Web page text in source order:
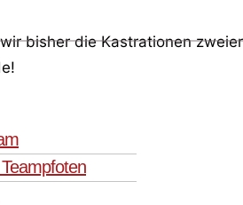
bisher die Kastrationen
beendet